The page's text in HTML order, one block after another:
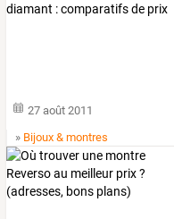
27 août 2011
» Bijoux & montres